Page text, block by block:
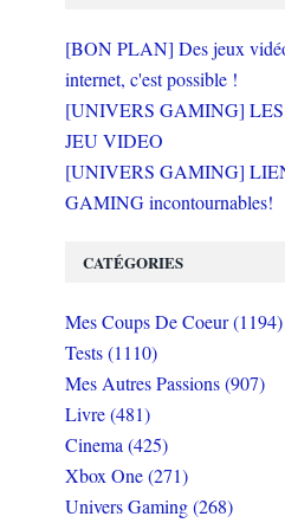
[BON PLAN] Des jeux
internet, c'est possible !
[UNIVERS GAMING]
JEU VIDEO
[UNIVERS GAMING]
GAMING incontournables!
CATÉGORIES
Mes Coups De Coeur (1194)
Tests (1110)
Mes Autres Passions (907)
Livre (481)
Cinema (425)
Xbox One (271)
Univers Gaming (268)